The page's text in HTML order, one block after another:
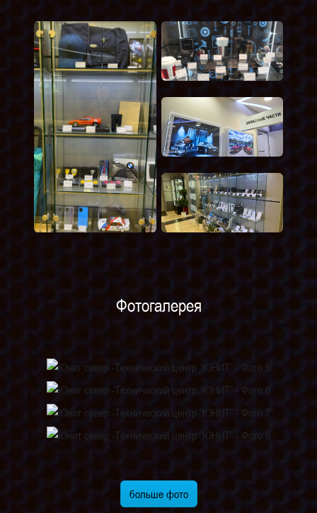
Фотогалерея
больше фото